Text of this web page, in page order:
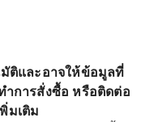
แรก
และผลไม้
ติและอาจให้ข้อมูลที่
การสั่งซื้อ หรือติดต่อ
มเติม